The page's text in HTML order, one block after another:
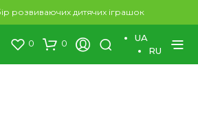
розвиваючих дитячих іграшок
0 0
UA
RU